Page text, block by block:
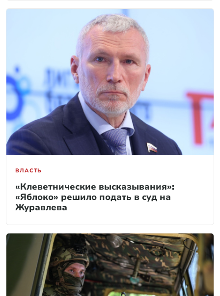
ВЛАСТЬ
«Клеветнические высказывания»:
«Яблоко» решило подать в суд на
Журавлева